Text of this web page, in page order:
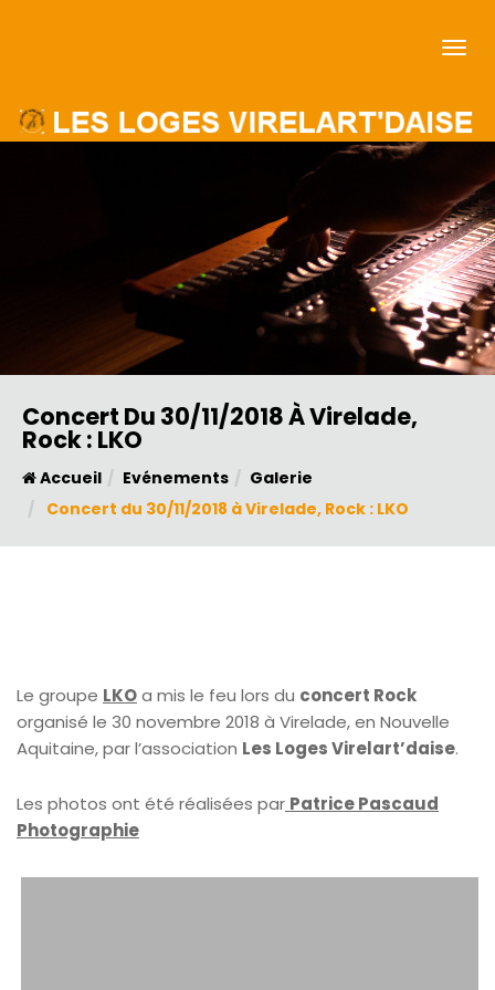
Concert Du 30/11/2018 À Virelade,
Rock : LKO
Accueil Evénements
Galerie
Concert du 30/11/2018 à Virelade, Rock : LKO
Le groupe LKOa mis le feu lors du concert Rock
organisé le 30 novembre 2018 à Virelade, en Nouvelle
Aquitaine, par l’association Les Loges Virelart’daise.
Les photos ont été réalisées par Patrice Pascaud
Photographie